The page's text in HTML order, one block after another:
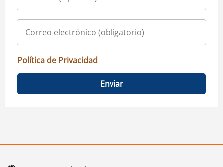
Política de Privacidad
Enviar